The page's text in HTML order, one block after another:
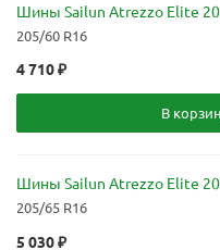
Шины Sailun Atrezzo Elite
205/60 R16
4 710₽
В
Шины Sailun Atrezzo Elite
205/65 R16
5 030₽